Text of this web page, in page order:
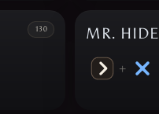
130 MR. HIDE
+